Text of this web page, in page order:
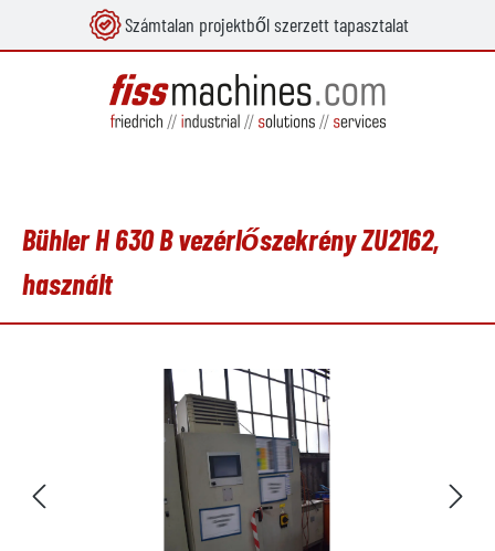
Számtalan projektből szerzett tapasztalat
Bühler H 630 B vezérlőszekrény ZU2162,
használt